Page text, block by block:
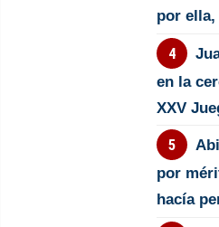
por
en la
XXV
por
hacía